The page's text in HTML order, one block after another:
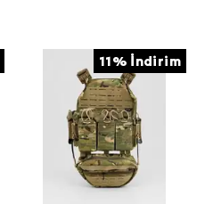
11% İndirim